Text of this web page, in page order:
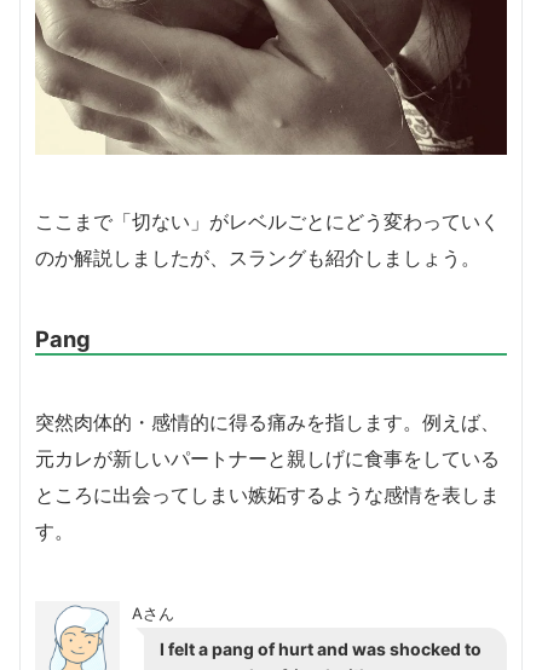
ここまで「切ない」がレベルごとにどう変わっていく
のか解説しましたが、スラングも紹介しましょう。
Pang
突然肉体的・感情的に得る痛みを指します。例えば、
元カレが新しいパートナーと親しげに食事をしている
ところに出会ってしまい嫉妬するような感情を表しま
す。
Aさん
I felt a pang of hurt and was shocked to